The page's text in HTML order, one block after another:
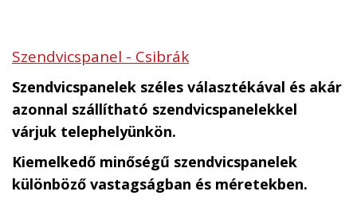
Szendvicspanel - Csibrák
Szendvicspanelek széles választékával és akár
azonnal szállítható szendvicspanelekkel
várjuk telephelyünkön.
Kiemelkedő minőségű szendvicspanelek
különböző vastagságban és méretekben.